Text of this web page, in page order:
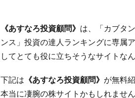
《あすなろ投資顧問》 は、「カブタ
ンス」投資の達人ランキングに専属
してとても役に立ちそうなサイトなん
下記は 《あすなろ投資顧問》 が無料
本当に凄腕の株サイトかもしれませ